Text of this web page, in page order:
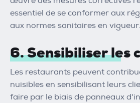
essentiel de se conformer aux
aux normes sanitaires en vigueur.
6. Sensibiliser les
Les restaurants peuvent
nuisibles en sensibilisant leurs
faire par le biais de panneaux